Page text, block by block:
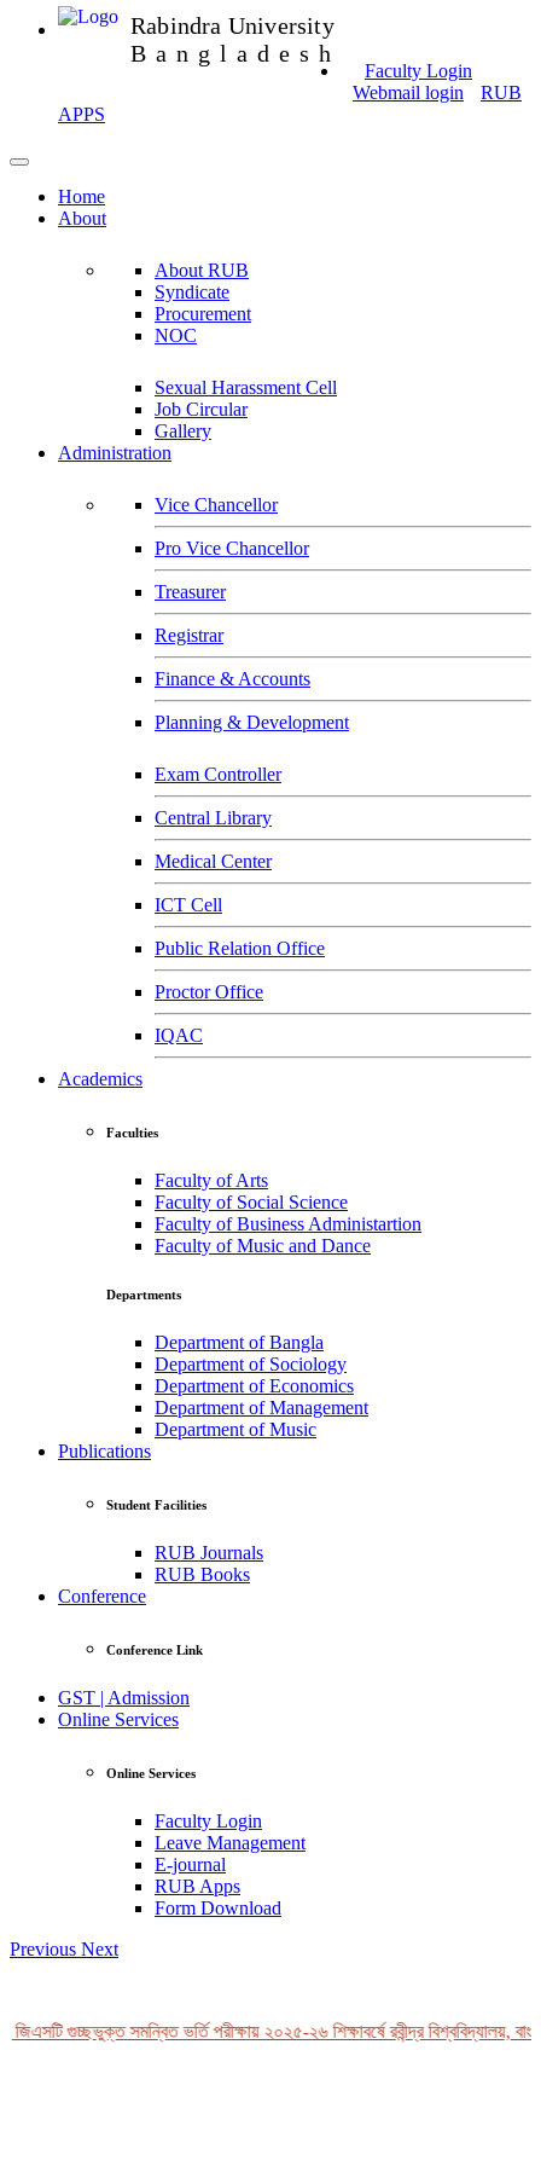
Rabindra University
Bangladesh
Faculty Login
Webmail login
RUB
APPS
Home
About
About RUB
Syndicate
Procurement
NOC
Sexual Harassment Cell
Job Circular
Gallery
Administration
Vice Chancellor
Pro Vice Chancellor
Treasurer
Registrar
Finance & Accounts
Planning & Development
Exam Controller
Central Library
Medical Center
ICT Cell
Public Relation Office
Proctor Office
IQAC
Academics
Faculties
Faculty of Arts
Faculty of Social Science
Faculty of Business Administartion
Faculty of Music and Dance
Departments
Department of Bangla
Department of Sociology
Department of Economics
Department of Management
Department of Music
Publications
Student Facilities
RUB Journals
RUB Books
Conference
Conference Link
GST | Admission
Online Services
Online Services
Faculty Login
Leave Management
E-journal
RUB Apps
Form Download
Previous Next
গুচ্ছভুক্ত সমন্বিত ভর্তি পরীক্ষায় ২০২৫-২৬ শিক্ষাবর্ষে রবীন্দ্র বিশ্ববিদ্যালয়,